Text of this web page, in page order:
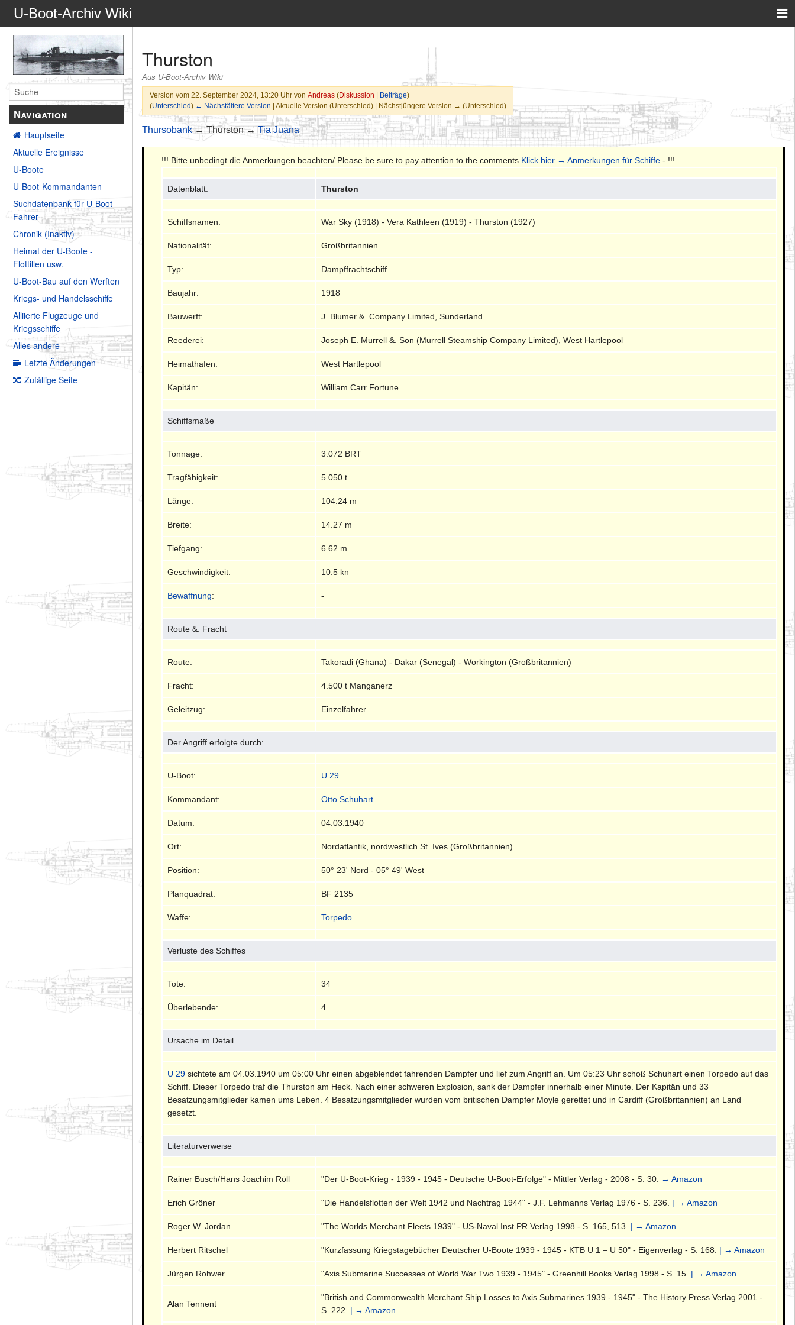
U-Boot-Archiv Wiki
Navigation
Hauptseite
Aktuelle Ereignisse
U-Boote
U-Boot-Kommandanten
Suchdatenbank für U-Boot-
Fahrer
Chronik (Inaktiv)
Heimat der U-Boote -
Flottillen usw.
U-Boot-Bau auf den Werften
Kriegs- und Handelsschiffe
Alliierte Flugzeuge und
Kriegsschiffe
Alles andere
Letzte Änderungen
Zufällige Seite
Thurston
Aus U-Boot-Archiv Wiki
Version vom 22. September 2024, 13:20 Uhr von Andreas (Diskussion Beiträge)
(Unterschied) ← Nächstältere Version | Aktuelle Version (Unterschied) | Nächstjüngere Version → (Unterschied)
Thursobank← Thurston →Tia Juana
!!! Bitte unbedingt die Anmerkungen beachten/ Please be sure to pay attention to the comments Klick hier → Anmerkungen für Schiffe - !!!
Datenblatt: Thurston
Schiffsnamen: War Sky (1918) - Vera Kathleen (1919) - Thurston (1927)
Nationalität: Großbritannien
Typ: Dampffrachtschiff
Baujahr: 1918
Bauwerft: J. Blumer &. Company Limited, Sunderland
Reederei: Joseph E. Murrell &. Son (Murrell Steamship Company Limited), West Hartlepool
Heimathafen: West Hartlepool
Kapitän: William Carr Fortune
Schiffsmaße
Tonnage: 3.072 BRT
Tragfähigkeit: 5.050 t
Länge: 104.24 m
Breite: 14.27 m
Tiefgang: 6.62 m
Geschwindigkeit: 10.5 kn
Bewaffnung: -
Route &. Fracht
Route: Takoradi (Ghana) - Dakar (Senegal) - Workington (Großbritannien)
Fracht: 4.500 t Manganerz
Geleitzug: Einzelfahrer
Der Angriff erfolgte durch:
U-Boot: U 29
Kommandant: Otto Schuhart
Datum: 04.03.1940
Ort: Nordatlantik, nordwestlich St. Ives (Großbritannien)
Position: 50° 23' Nord - 05° 49' West
Planquadrat: BF 2135
Waffe: Torpedo
Verluste des Schiffes
Tote: 34
Überlebende: 4
Ursache im Detail
U 29 sichtete am 04.03.1940 um 05:00 Uhr einen abgeblendet fahrenden Dampfer und lief zum Angriff an. Um 05:23 Uhr schoß Schuhart einen Torpedo auf das
Schiff. Dieser Torpedo traf die Thurston am Heck. Nach einer schweren Explosion, sank der Dampfer innerhalb einer Minute. Der Kapitän und 33
Besatzungsmitglieder kamen ums Leben. 4 Besatzungsmitglieder wurden vom britischen Dampfer Moyle gerettet und in Cardiff (Großbritannien) an Land
gesetzt.
Literaturverweise
Rainer Busch/Hans Joachim Röll "Der U-Boot-Krieg - 1939 - 1945 - Deutsche U-Boot-Erfolge" - Mittler Verlag - 2008 - S. 30. → Amazon
Erich Gröner "Die Handelsflotten der Welt 1942 und Nachtrag 1944" - J.F. Lehmanns Verlag 1976 - S. 236. | → Amazon
Roger W. Jordan "The Worlds Merchant Fleets 1939" - US-Naval Inst.PR Verlag 1998 - S. 165, 513. | → Amazon
Herbert Ritschel "Kurzfassung Kriegstagebücher Deutscher U-Boote 1939 - 1945 - KTB U 1 – U 50" - Eigenverlag - S. 168. | → Amazon
Jürgen Rohwer "Axis Submarine Successes of World War Two 1939 - 1945" - Greenhill Books Verlag 1998 - S. 15. | → Amazon
Alan Tennent
"British and Commonwealth Merchant Ship Losses to Axis Submarines 1939 - 1945" - The History Press Verlag 2001 -
S. 222. | → Amazon